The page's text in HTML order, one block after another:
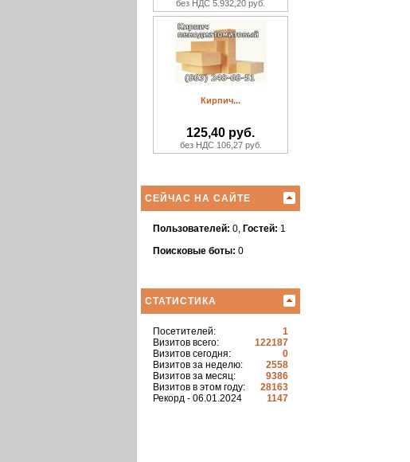
без НДС 5.932,20 руб.
Кирпич...
125,40 руб.
без НДС 106,27 руб.
СЕЙЧАС НА САЙТЕ
Пользователей: 0, Гостей: 1
Поисковые боты: 0
СТАТИСТИКА
Посетителей:
1
Визитов всего:
122187
Визитов сегодня:
0
Визитов за неделю:
2558
Визитов за месяц:
9386
Визитов в этом году:
28163
Рекорд - 06.01.2024
1147